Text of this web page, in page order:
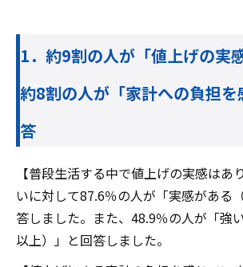
1．約9割の人が「値上げの実
約8割の人が「家計への負担を
答
【普段生活する中で値上げの実感はあ
いに対して87.6％の人が「実感がある
答しました。また、48.9％の人が「強
以上）」と回答しました。